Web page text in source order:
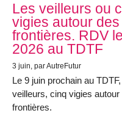
Les veilleurs ou
vigies autour des
frontières. RDV
2026 au TDTF
3 juin, par AutreFutur
Le 9 juin prochain au
veilleurs, cinq vigies autour
frontières.